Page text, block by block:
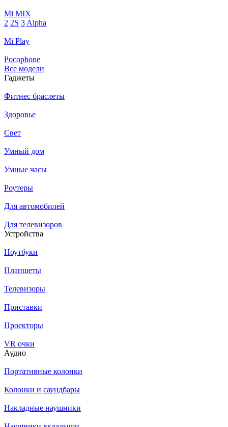
Mi MIX
2 2S 3 Alpha
Mi Play
Pocophone
Все модели
Гаджеты
Фитнес браслеты
Здоровье
Свет
Умный дом
Умные часы
Роутеры
Для автомобилей
Для телевизоров
Устройства
Ноутбуки
Планшеты
Телевизоры
Приставки
Проекторы
VR очки
Аудио
Портативные колонки
Колонки и саундбары
Накладные наушники